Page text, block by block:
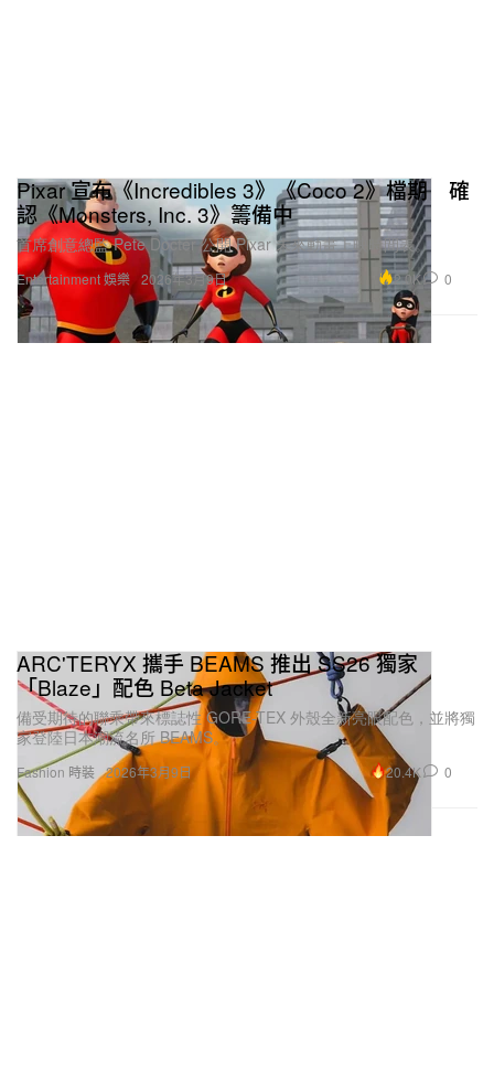
Entertainment 娛樂
Pixar 宣布《Incredibles 3》《Coco 2》檔期 確
認《Monsters, Inc. 3》籌備中
首席創意總監 Pete Docter 公開 Pixar 未來動畫上映時間表。
2026年3月9日 2.0K 0
Fashion 時裝
ARC'TERYX 攜手 BEAMS 推出 SS26 獨家
「Blaze」配色 Beta Jacket
備受期待的聯乘帶來標誌性 GORE-TEX 外殼全新亮眼配色，並將獨
家登陸日本潮流名所 BEAMS。
2026年3月9日 20.4K 0